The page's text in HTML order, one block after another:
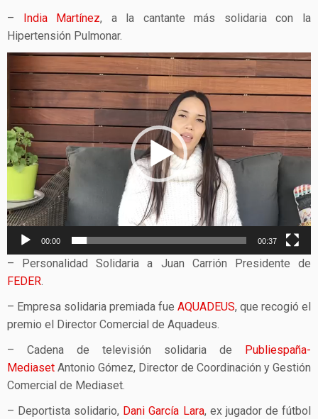
– India Martínez, a la cantante más solidaria con la
Hipertensión Pulmonar.
Reproductor
de
vídeo
00:00 00:37
– Personalidad Solidaria a Juan Carrión Presidente de
FEDER.
– Empresa solidaria premiada fue AQUADEUS, que recogió el
premio el Director Comercial de Aquadeus.
– Cadena de televisión solidaria de
Publiespaña-
Mediaset Antonio Gómez, Director de Coordinación y Gestión
Comercial de Mediaset.
– Deportista solidario, Dani García Lara, ex jugador de fútbol